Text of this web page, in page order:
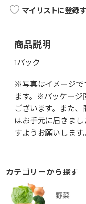
マイリストに登録
商品説明
1パック
※写真はイメージで
ます。※パッケージ
ございます。また
はお手元に届きま
すようお願いします。
カテゴリーから探す